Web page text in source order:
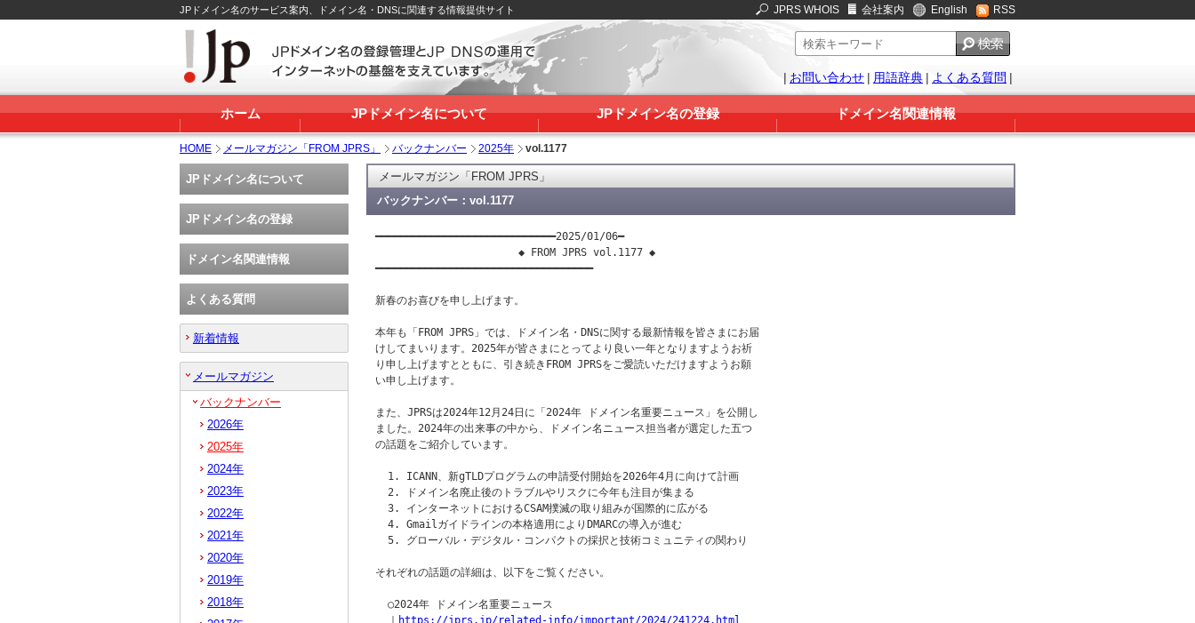
JPドメイン名のサービス案内、ドメイン名・DNSに関連する情報提供サイト JPRS WHOIS 会社案内 English RSS
| お問い合わせ | 用語辞典 | よくある質問 |
ホーム JPドメイン名について JPドメイン名の登録 ドメイン名関連情報
HOME メールマガジン「FROM JPRS」 バックナンバー 2025年 vol.1177
メールマガジン「FROM JPRS」
バックナンバー：vol.1177
━━━━━━━━━━━━━━━━━━━━━━━━━━━━━2025/01/06━
                       ◆ FROM JPRS vol.1177 ◆
━━━━━━━━━━━━━━━━━━━━━━━━━━━━━━━━━━━
新春のお喜びを申し上げます。
本年も「FROM JPRS」では、ドメイン名・DNSに関する最新情報を皆さまにお届
けしてまいります。2025年が皆さまにとってより良い一年となりますようお祈
り申し上げますとともに、引き続きFROM JPRSをご愛読いただけますようお願
い申し上げます。
また、JPRSは2024年12月24日に「2024年 ドメイン名重要ニュース」を公開し
ました。2024年の出来事の中から、ドメイン名ニュース担当者が選定した五つ
の話題をご紹介しています。
  1. ICANN、新gTLDプログラムの申請受付開始を2026年4月に向けて計画
  2. ドメイン名廃止後のトラブルやリスクに今年も注目が集まる
  3. インターネットにおけるCSAM撲滅の取り組みが国際的に広がる
  4. Gmailガイドラインの本格適用によりDMARCの導入が進む
  5. グローバル・デジタル・コンパクトの採択と技術コミュニティの関わり
それぞれの話題の詳細は、以下をご覧ください。
  ○2024年 ドメイン名重要ニュース
https://jprs.jp/related-info/important/2024/241224.html
JPドメイン名について
JPドメイン名の登録
ドメイン名関連情報
よくある質問
新着情報
メールマガジン
バックナンバー
2026年
2025年
2024年
2023年
2022年
2021年
2020年
2019年
2018年